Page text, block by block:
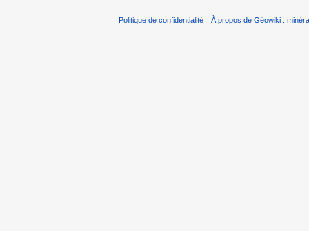
Politique de confidentialité À propos de Géowiki :